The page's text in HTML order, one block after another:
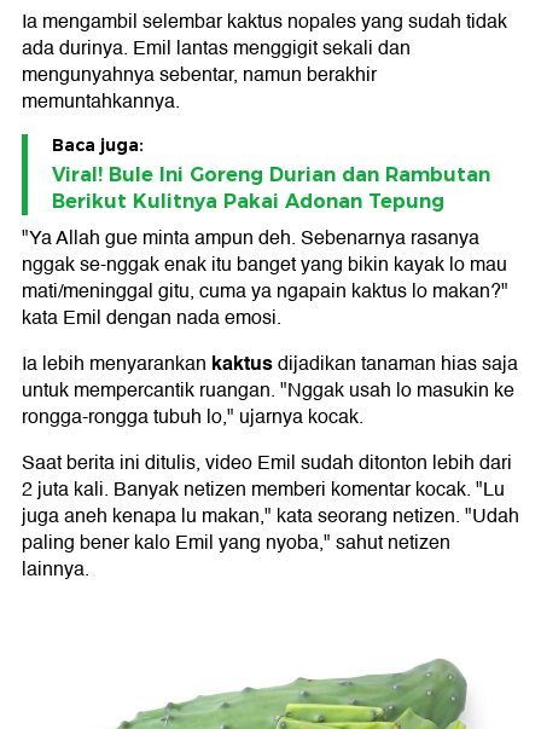
Ia mengambil selembar kaktus nopales yang sudah tidak
ada durinya. Emil lantas menggigit sekali dan
mengunyahnya sebentar, namun berakhir
memuntahkannya.
Baca juga:
Viral! Bule Ini Goreng Durian dan Rambutan
Berikut Kulitnya Pakai Adonan Tepung
"Ya Allah gue minta ampun deh. Sebenarnya rasanya
nggak se-nggak enak itu banget yang bikin kayak lo mau
mati/meninggal gitu, cuma ya ngapain kaktus lo makan?"
kata Emil dengan nada emosi.
Ia lebih menyarankan kaktusdijadikan tanaman hias saja
untuk mempercantik ruangan. "Nggak usah lo masukin ke
rongga-rongga tubuh lo," ujarnya kocak.
Saat berita ini ditulis, video Emil sudah ditonton lebih dari
2 juta kali. Banyak netizen memberi komentar kocak. "Lu
juga aneh kenapa lu makan," kata seorang netizen. "Udah
paling bener kalo Emil yang nyoba," sahut netizen
lainnya.